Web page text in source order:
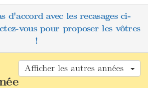
d'accord avec les recasages ci-
vous pour proposer les vôtres
!
Afficher les autres années